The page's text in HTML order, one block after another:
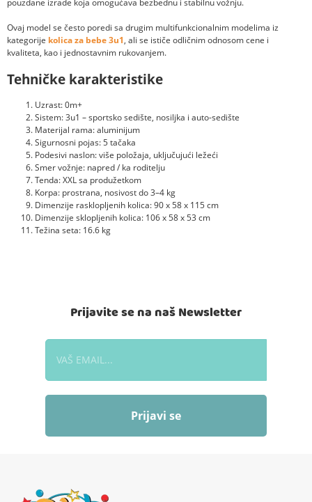
Ovaj model se često poredi sa drugim multifunkcionalnim modelima iz
kategorije kolica za bebe 3u1, ali se ističe odličnim odnosom cene i
kvaliteta, kao i jednostavnim rukovanjem.
Tehničke karakteristike
Uzrast: 0m+
Sistem: 3u1 – sportsko sedište, nosiljka i auto-sedište
Materijal rama: aluminijum
Sigurnosni pojas: 5 tačaka
Podesivi naslon: više položaja, uključujući ležeći
Smer vožnje: napred / ka roditelju
Tenda: XXL sa produžetkom
Korpa: prostrana, nosivost do 3–4 kg
Dimenzije rasklopljenih kolica: 90 x 58 x 115 cm
Dimenzije sklopljenih kolica: 106 x 58 x 53 cm
Težina seta: 16.6 kg
Prijavite se na naš Newsletter
Prijavi se